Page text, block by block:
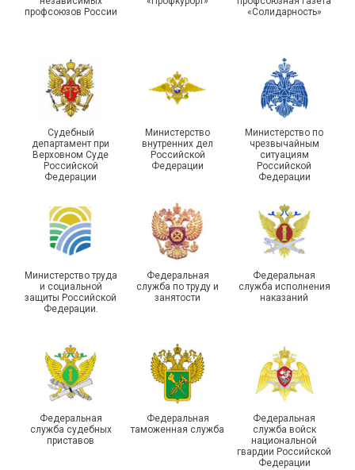
туристическом слете
Республике Саха (Якутия)
подарки
Молодежный совет
Адыгейской организации
Профсоюза подвел итоги
векторы развития
приняли участие в
молодежном форуме
«Профсоюзная миссия –
2026»
Выпускники школы
молодого профлидера в
Самаре получили
профсоюзов России
«Солидарность»
Судебный
департамент при
Верховном Суде
Российской
Федерации
Министерство
внутренних дел
Российской
Федерации
Министерство по
чрезвычайным
ситуациям
Российской
Федерации
Министерство труда
и социальной
защиты Российской
Федерации.
Федеральная
служба по труду и
занятости
Федеральная
служба исполнения
наказаний
Федеральная
служба судебных
приставов
Федеральная
таможенная служба
Федеральная
служба войск
национальной
гвардии Российской
Федерации